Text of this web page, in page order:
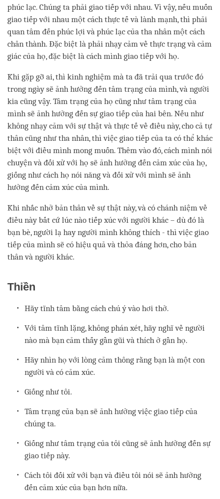
phúc lạc. Chúng ta phải giao tiếp với nhau. Vì vậy, nếu muốn
giao tiếp với nhau một cách thực tế và lành mạnh, thì phải
quan tâm đến phúc lợi và phúc lạc của tha nhân một cách
chân thành. Đặc biệt là phải nhạy cảm về thực trạng và cảm
giác của họ, đặc biệt là cách mình giao tiếp với họ.
Khi gặp gỡ ai, thì kinh nghiệm mà ta đã trải qua trước đó
trong ngày sẽ ảnh hưởng đến tâm trạng của mình, và người
kia cũng vậy. Tâm trạng của họ cũng như tâm trạng của
mình sẽ ảnh hưởng đến sự giao tiếp của hai bên. Nếu như
không nhạy cảm với sự thật và thực tế về điều này, cho cả tự
thân cũng như tha nhân, thì việc giao tiếp của ta có thể khác
biệt với điều mình mong muốn. Thêm vào đó, cách mình nói
chuyện và đối xử với họ sẽ ảnh hưởng đến cảm xúc của họ,
giống như cách họ nói năng và đối xử với mình sẽ ảnh
hưởng đến cảm xúc của mình.
Khi nhắc nhở bản thân về sự thật này, và có chánh niệm về
điều này bất cứ lúc nào tiếp xúc với người khác – dù đó là
bạn bè, người lạ hay người mình không thích - thì việc giao
tiếp của mình sẽ có hiệu quả và thỏa đáng hơn, cho bản
thân và người khác.
Thiền
Hãy tĩnh tâm bằng cách chú ý vào hơi thở.
Với tâm tĩnh lặng, không phán xét, hãy nghĩ về người
nào mà bạn cảm thấy gần gũi và thích ở gần họ.
Hãy nhìn họ với lòng cảm thông rằng bạn là một con
người và có cảm xúc.
Giống như tôi.
Tâm trạng của bạn sẽ ảnh hưởng việc giao tiếp của
chúng ta.
Giống như tâm trạng của tôi cũng sẽ ảnh hưởng đến sự
giao tiếp này.
Cách tôi đối xử với bạn và điều tôi nói sẽ ảnh hưởng
đến cảm xúc của bạn hơn nữa.